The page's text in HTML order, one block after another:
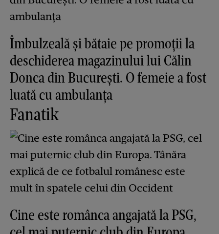
Îmbulzeală și bătaie pe promoții la
deschiderea magazinului lui Călin
Donca din București. O femeie a fost
luată cu ambulanța
Fanatik
Cine este românca angajată la PSG,